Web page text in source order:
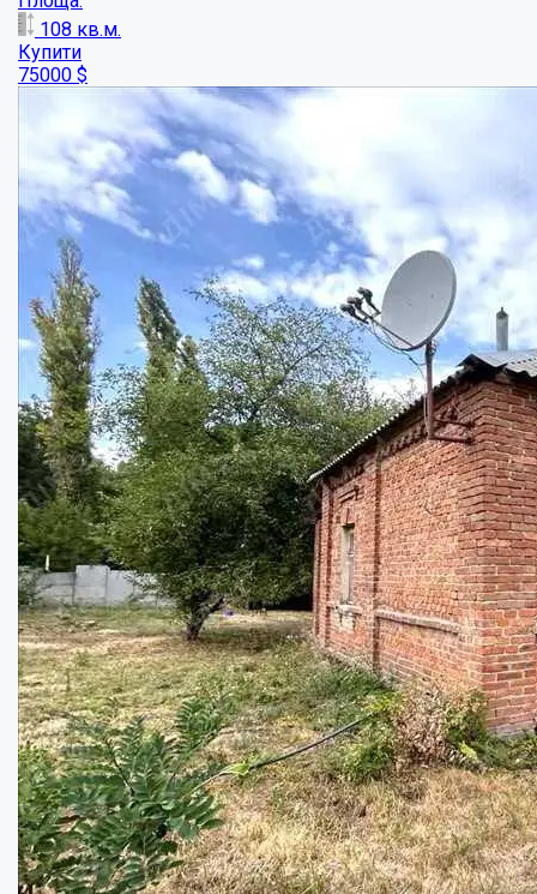
Будинок у центральній частині міста ...
Кімнат:
3
Площа:
55.4кв.м.
Купити
45000 $